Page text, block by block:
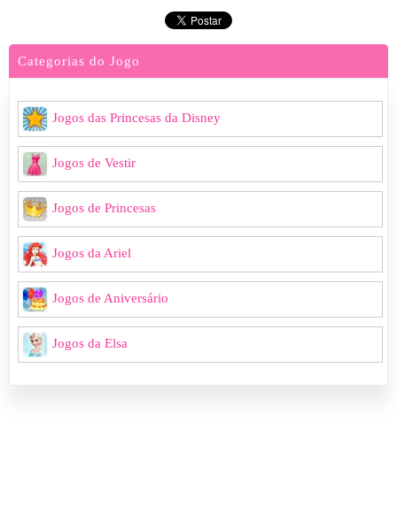
Categorias do Jogo
Jogos das Princesas da Disney
Jogos de Vestir
Jogos de Princesas
Jogos da Ariel
Jogos de Aniversário
Jogos da Elsa